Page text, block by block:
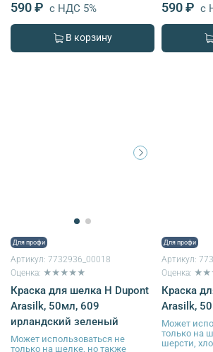
590 ₽ с НДС 5%
В корзину
590 ₽ с
Для профи
Артикул: 7732936_00018
Оценка: ★★★★★
Краска для шелка H Dupont
Arasilk, 50мл, 609
ирландский зеленый
Может использоваться не
только на шелке, но также
Для профи
Артикул:
Оценка:
Краска
Arasilk,
Может
только на
шерсти,